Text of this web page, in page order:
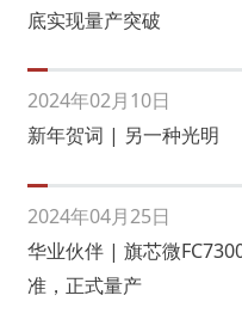
底实现量产突破
2024年02月10日
新年贺词 | 另一种光明
2024年04月25日
华业伙伴 | 旗芯微
准，正式量产